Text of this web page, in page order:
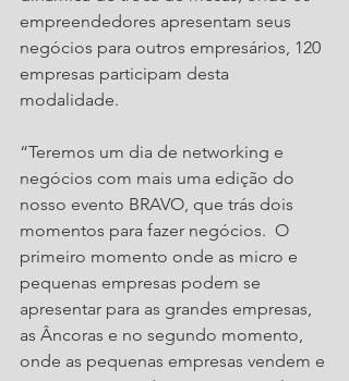
empreendedores apresentam seus
negócios para outros empresários, 120
empresas participam desta
modalidade.
“Teremos um dia de networking e
negócios com mais uma edição do
nosso evento BRAVO, que trás dois
momentos para fazer negócios.  O
primeiro momento onde as micro e
pequenas empresas podem se
apresentar para as grandes empresas,
as Âncoras e no segundo momento,
onde as pequenas empresas vendem e